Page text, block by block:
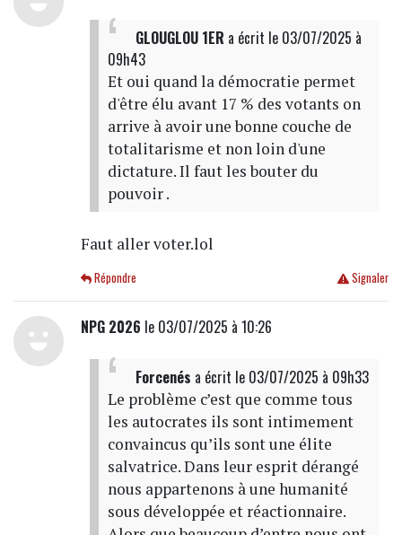
GLOUGLOU 1ER a écrit le 03/07/2025 à
09h43
Et oui quand la démocratie permet
d'être élu avant 17 % des votants on
arrive à avoir une bonne couche de
totalitarisme et non loin d'une
dictature. Il faut les bouter du
pouvoir .
Faut aller voter.lol
Signaler
Répondre
NPG 2026 le 03/07/2025 à 10:26
Forcenés a écrit le 03/07/2025 à 09h33
Le problème c’est que comme tous
les autocrates ils sont intimement
convaincus qu’ils sont une élite
salvatrice. Dans leur esprit dérangé
nous appartenons à une humanité
sous développée et réactionnaire.